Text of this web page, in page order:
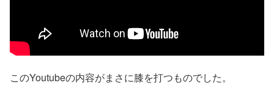
このYoutubeの内容がまさに膝を打つものでした。